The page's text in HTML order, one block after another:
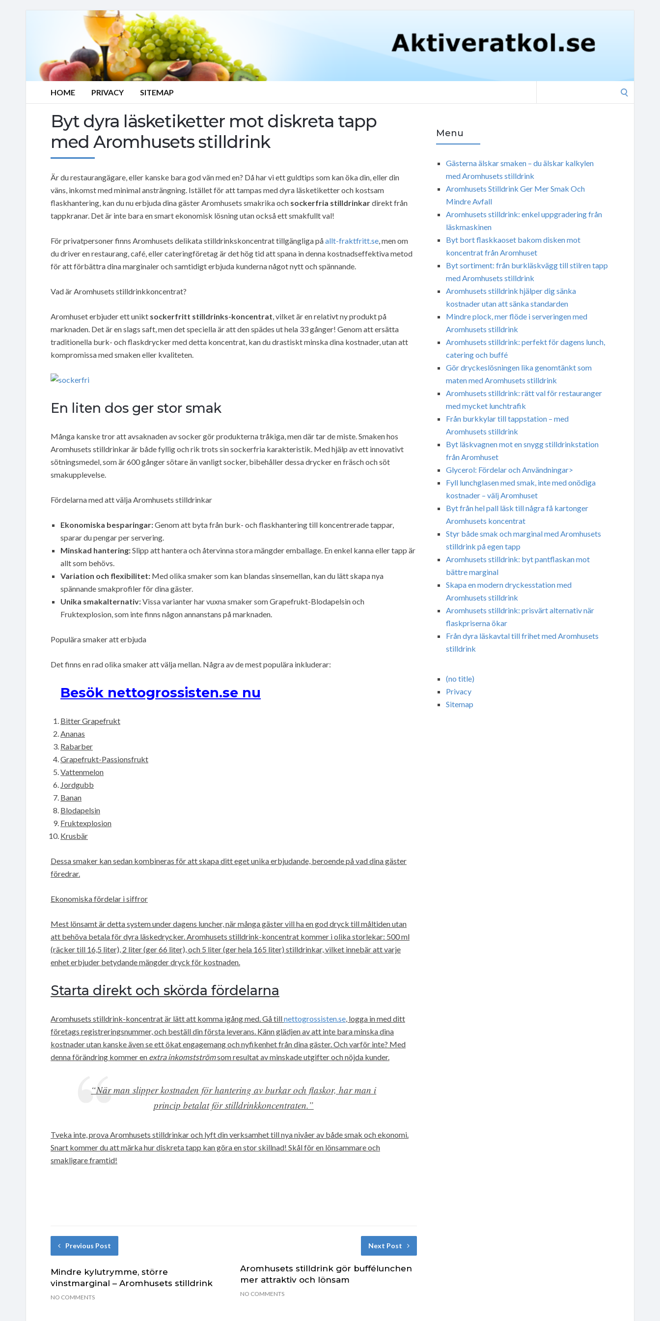
HOME PRIVACY SITEMAP
Byt dyra läsketiketter mot diskreta tapp
med Aromhusets stilldrink
Är du restaurangägare, eller kanske bara god vän med en? Då har vi ett guldtips som kan öka din, eller din
väns, inkomst med minimal ansträngning. Istället för att tampas med dyra läsketiketter och kostsam
flaskhantering, kan du nu erbjuda dina gäster Aromhusets smakrika och sockerfria stilldrinkardirekt från
tappkranar. Det är inte bara en smart ekonomisk lösning utan också ett smakfullt val!
För privatpersoner finns Aromhusets delikata stilldrinkskoncentrat tillgängliga påallt-fraktfritt.se, men om
du driver en restaurang, café, eller cateringföretag är det hög tid att spana in denna kostnadseffektiva metod
för att förbättra dina marginaler och samtidigt erbjuda kunderna något nytt och spännande.
Vad är Aromhusets stilldrinkkoncentrat?
Aromhuset erbjuder ett unikt sockerfritt stilldrinks-koncentrat, vilket är en relativt ny produkt på
marknaden. Det är en slags saft, men det speciella är att den spädes ut hela 33 gånger! Genom att ersätta
traditionella burk- och flaskdrycker med detta koncentrat, kan du drastiskt minska dina kostnader, utan att
kompromissa med smaken eller kvaliteten.
En liten dos ger stor smak
Många kanske tror att avsaknaden av socker gör produkterna tråkiga, men där tar de miste. Smaken hos
Aromhusets stilldrinkar är både fyllig och rik trots sin sockerfria karakteristik. Med hjälp av ett innovativt
sötningsmedel, som är 600 gånger sötare än vanligt socker, bibehåller dessa drycker en fräsch och söt
smakupplevelse.
Fördelarna med att välja Aromhusets stilldrinkar
Ekonomiska besparingar:Genom att byta från burk- och flaskhantering till koncentrerade tappar,
sparar du pengar per servering.
Minskad hantering:Slipp att hantera och återvinna stora mängder emballage. En enkel kanna eller tapp är
allt som behövs.
Variation och flexibilitet: Med olika smaker som kan blandas sinsemellan, kan du lätt skapa nya
spännande smakprofiler för dina gäster.
Unika smakalternativ:Vissa varianter har vuxna smaker som Grapefrukt-Blodapelsin och
Fruktexplosion, som inte finns någon annanstans på marknaden.
Populära smaker att erbjuda
Det finns en rad olika smaker att välja mellan. Några av de mest populära inkluderar:
Besök nettogrossisten.se nu
Bitter Grapefrukt
Ananas
Rabarber
Grapefrukt-Passionsfrukt
Vattenmelon
Jordgubb
Banan
Blodapelsin
Fruktexplosion
Krusbär
Dessa smaker kan sedan kombineras för att skapa ditt eget unika erbjudande, beroende på vad dina gäster
föredrar.
Ekonomiska fördelar i siffror
Mest lönsamt är detta system under dagens luncher, när många gäster vill ha en god dryck till måltiden utan
att behöva betala för dyra läskedrycker. Aromhusets stilldrink-koncentrat kommer i olika storlekar: 500 ml
(räcker till 16,5 liter), 2 liter (ger 66 liter), och 5 liter (ger hela 165 liter) stilldrinkar, vilket innebär att varje
enhet erbjuder betydande mängder dryck för kostnaden.
Starta direkt och skörda fördelarna
Aromhusets stilldrink-koncentrat är lätt att komma igång med. Gå tillnettogrossisten.se, logga in med ditt
företags registreringsnummer, och beställ din första leverans. Känn glädjen av att inte bara minska dina
kostnader utan kanske även se ett ökat engagemang och nyfikenhet från dina gäster. Och varför inte? Med
denna förändring kommer en extra inkomstströmsom resultat av minskade utgifter och nöjda kunder.
“När man slipper kostnaden för hantering av burkar och flaskor, har man i
princip betalat för stilldrinkkoncentraten.”
Tveka inte, prova Aromhusets stilldrinkar och lyft din verksamhet till nya nivåer av både smak och ekonomi.
Snart kommer du att märka hur diskreta tapp kan göra en stor skillnad! Skål för en lönsammare och
smakligare framtid!
Previous Post
Mindre kylutrymme, större
vinstmarginal – Aromhusets stilldrink
NO COMMENTS
Next Post
Aromhusets stilldrink gör buffélunchen
mer attraktiv och lönsam
NO COMMENTS
Menu
Gästerna älskar smaken – du älskar kalkylen
med Aromhusets stilldrink
Aromhusets Stilldrink Ger Mer Smak Och
Mindre Avfall
Aromhusets stilldrink: enkel uppgradering från
läskmaskinen
Byt bort flaskkaoset bakom disken mot
koncentrat från Aromhuset
Byt sortiment: från burkläskvägg till stilren tapp
med Aromhusets stilldrink
Aromhusets stilldrink hjälper dig sänka
kostnader utan att sänka standarden
Mindre plock, mer flöde i serveringen med
Aromhusets stilldrink
Aromhusets stilldrink: perfekt för dagens lunch,
catering och buffé
Gör dryckeslösningen lika genomtänkt som
maten med Aromhusets stilldrink
Aromhusets stilldrink: rätt val för restauranger
med mycket lunchtrafik
Från burkkylar till tappstation – med
Aromhusets stilldrink
Byt läskvagnen mot en snygg stilldrinkstation
från Aromhuset
Glycerol: Fördelar och Användningar>
Fyll lunchglasen med smak, inte med onödiga
kostnader – välj Aromhuset
Byt från hel pall läsk till några få kartonger
Aromhusets koncentrat
Styr både smak och marginal med Aromhusets
stilldrink på egen tapp
Aromhusets stilldrink: byt pantflaskan mot
bättre marginal
Skapa en modern dryckesstation med
Aromhusets stilldrink
Aromhusets stilldrink: prisvärt alternativ när
flaskpriserna ökar
Från dyra läskavtal till frihet med Aromhusets
stilldrink
(no title)
Privacy
Sitemap